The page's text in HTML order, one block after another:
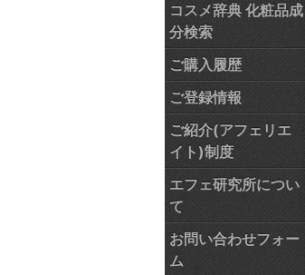
コスメ辞典 化粧品成
分検索
ご購入履歴
ご登録情報
ご紹介(アフェリエ
イト)制度
エフェ研究所につい
て
お問い合わせフォー
ム